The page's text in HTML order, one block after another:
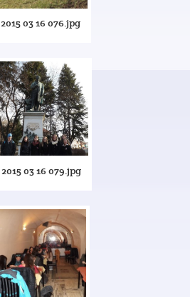
2015 03 16 076.jpg
2015 03 16 079.jpg